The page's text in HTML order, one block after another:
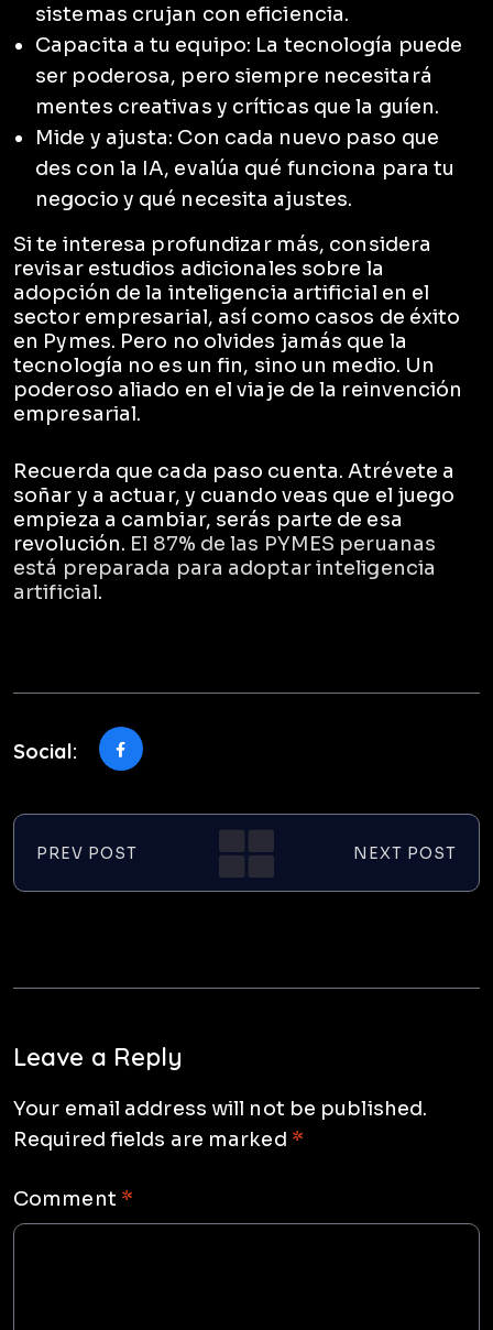
sistemas crujan con eficiencia.
Capacita a tu equipo: La tecnología puede
ser poderosa, pero siempre necesitará
mentes creativas y críticas que la guíen.
Mide y ajusta: Con cada nuevo paso que
des con la IA, evalúa qué funciona para tu
negocio y qué necesita ajustes.
Si te interesa profundizar más, considera
revisar estudios adicionales sobre la
adopción de la inteligencia artificial en el
sector empresarial, así como casos de éxito
en Pymes. Pero no olvides jamás que la
tecnología no es un fin, sino un medio. Un
poderoso aliado en el viaje de la reinvención
empresarial.
Recuerda que cada paso cuenta. Atrévete a
soñar y a actuar, y cuando veas que el juego
empieza a cambiar, serás parte de esa
revolución. El 87% de las PYMES peruanas
está preparada para adoptar inteligencia
artificial.
Social:
PREV POST NEXT POST
Leave a Reply
Your email address will not be published.
Required fields are marked *
Comment *